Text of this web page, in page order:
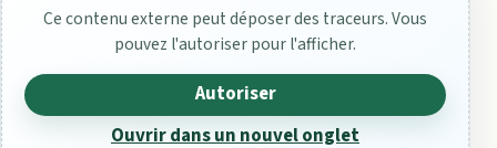
Ce contenu externe peut déposer des traceurs. Vous
pouvez l'autoriser pour l'afficher.
Autoriser
Ouvrir dans un nouvel onglet